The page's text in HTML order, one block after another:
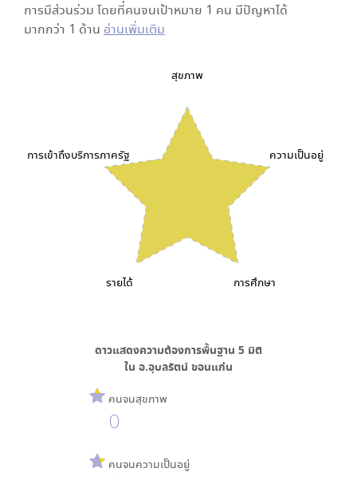
การมีส่วนร่วม โดยที่คนจนเป้าหมาย 1 คน มีปัญหาได้
มากกว่า 1 ด้าน อ่านเพิ่มเติม
สุขภาพ
ความเป็นอยู่
การศึกษา
รายได้
การเข้าถึงบริการภาครัฐ
ดาวแสดงความต้องการพื้นฐาน 5 มิติ
ใน อ.อุบลรัตน์ ขอนแก่น
คนจนสุขภาพ
0
คนจนความเป็นอยู่